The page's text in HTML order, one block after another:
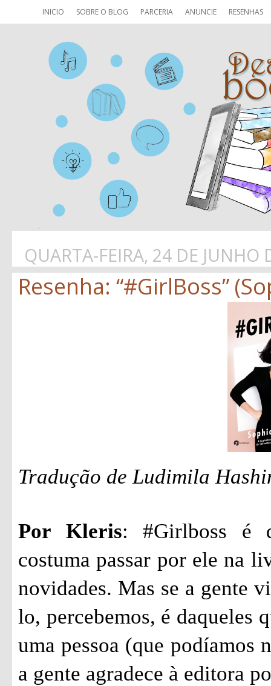
INICIO SOBRE O BLOG PARCERIA ANUNCIE RESENHAS
QUARTA-FEIRA, 24 DE JUNHO
Resenha: “#GirlBoss”
Tradução de Ludimila
Por Kleris: #Girlboss é
costuma passar por ele na
novidades. Mas se a gente
lo, percebemos, é daqueles
uma pessoa (que podíamos
a gente agradece à editora